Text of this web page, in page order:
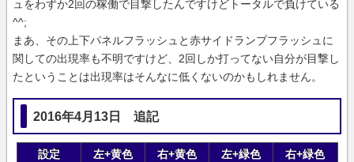
ュをわずか2回の稼働で目撃したんですけどトータルで負けている
^^;
まあ、その上下パネルフラッシュと赤サイドランプフラッシュに
関しての出現率も不明ですけど、2回しか打ってない自分が目撃し
たということは出現率はそんなに低くないのかもしれません。
2016年4月13日 追記
設定 左+黄色 右+黄色 左+緑色
右+緑色